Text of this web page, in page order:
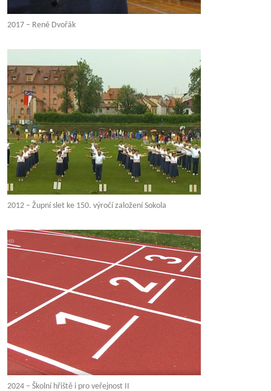
2017 – René Dvořák
2012 – Župní slet ke 150. výročí založení Sokola
2024 – Školní hřiště i pro veřejnost II